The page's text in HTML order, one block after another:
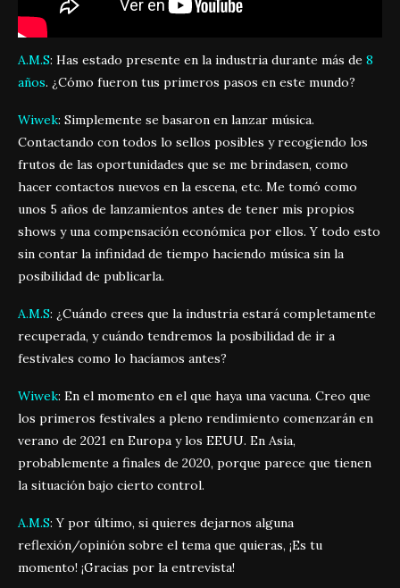
A.M.S: Has estado presente en la industria durante más de 8
años. ¿Cómo fueron tus primeros pasos en este mundo?
Wiwek: Simplemente se basaron en lanzar música.
Contactando con todos lo sellos posibles y recogiendo los
frutos de las oportunidades que se me brindasen, como
hacer contactos nuevos en la escena, etc. Me tomó como
unos 5 años de lanzamientos antes de tener mis propios
shows y una compensación económica por ellos. Y todo esto
sin contar la infinidad de tiempo haciendo música sin la
posibilidad de publicarla.
A.M.S: ¿Cuándo crees que la industria estará completamente
recuperada, y cuándo tendremos la posibilidad de ir a
festivales como lo hacíamos antes?
Wiwek: En el momento en el que haya una vacuna. Creo que
los primeros festivales a pleno rendimiento comenzarán en
verano de 2021 en Europa y los EEUU. En Asia,
probablemente a finales de 2020, porque parece que tienen
la situación bajo cierto control.
A.M.S: Y por último, si quieres dejarnos alguna
reflexión/opinión sobre el tema que quieras, ¡Es tu
momento! ¡Gracias por la entrevista!